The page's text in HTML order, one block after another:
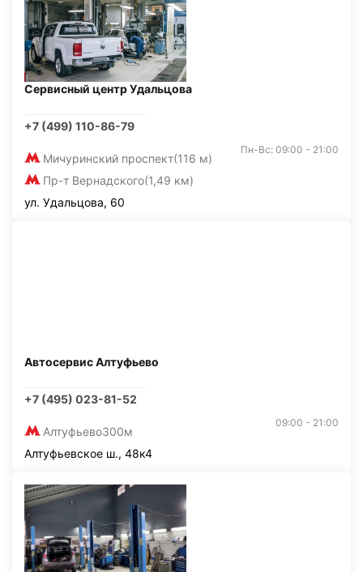
Сервисный центр Удальцова
+7 (499) 110-86-79
Мичуринский проспект(116 м)
Пр-т Вернадского(1,49 км)
Пн-Вс: 09:00 - 21:00
ул. Удальцова, 60
Автосервис Алтуфьево
+7 (495) 023-81-52
Алтуфьево300м
09:00 - 21:00
Алтуфьевское ш., 48к4